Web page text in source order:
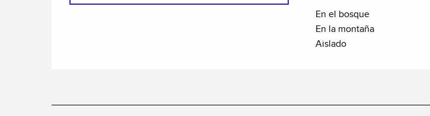
En el bosque
En la montaña
Aislado